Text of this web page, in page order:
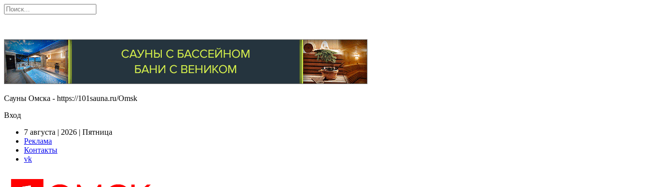
Сауны Омска - https://101sauna.ru/Omsk
Вход
7 августа | 2026 | Пятница
Реклама
Контакты
vk